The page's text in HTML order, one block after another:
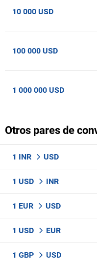
10 000 USD
100 000 USD
1 000 000 USD
Otros pares de
1 INR USD
1 USD INR
1 EUR USD
1 USD EUR
1 GBP USD